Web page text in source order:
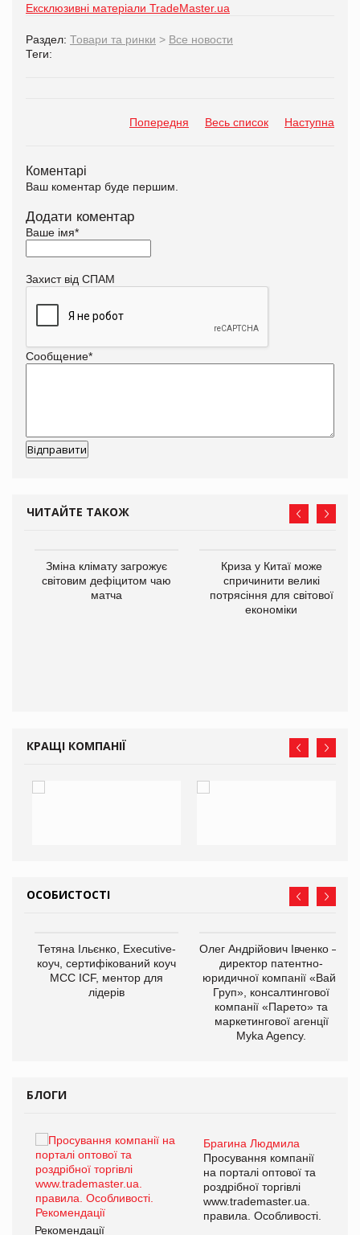
Ексклюзивні матеріали TradeMaster.ua
Раздел: Товари та ринки > Все новости
Теги:
Попередня Весь список Наступна
Коментарі
Ваш коментар буде першим.
Додати коментар
Ваше імя*
Захист від СПАМ
Сообщение*
ЧИТАЙТЕ ТАКОЖ
Зміна клімату загрожує
світовим дефіцитом чаю
матча
Криза у Китаї може
спричинити великі
потрясіння для світової
економіки
КРАЩІ КОМПАНІЇ
ОСОБИСТОСТІ
Тетяна Ільєнко, Executive-
коуч, сертифікований коуч
МСС ICF, ментор для
лідерів
Олег Андрійович Івченко —
директор патентно-
юридичної компанії «Вайз
Груп», консалтингової
компанії «Парето» та
маркетингової агенції
Myka Agency.
БЛОГИ
Брагина Людмила
Просування компанії
на порталі оптової та
роздрібної торгівлі
www.trademaster.ua.
правила. Особливості.
Рекомендації